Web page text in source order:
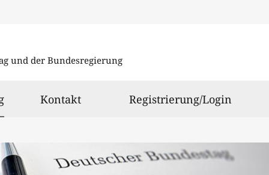
und der Bundesregierung
ausgewählt
Kontakt Registrierung/Login